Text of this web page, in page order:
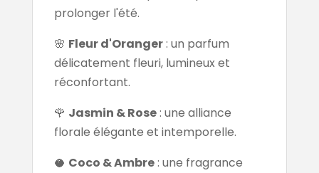
prolonger l'été.
🌸 Fleur d'Oranger: un parfum
délicatement fleuri, lumineux et
réconfortant.
🌹 Jasmin & Rose: une alliance
florale élégante et intemporelle.
🥥 Coco & Ambre: une fragrance